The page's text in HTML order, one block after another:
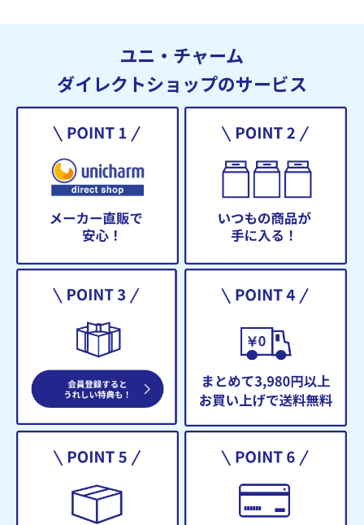
ユニ・チャーム
ダイレクトショップのサービス